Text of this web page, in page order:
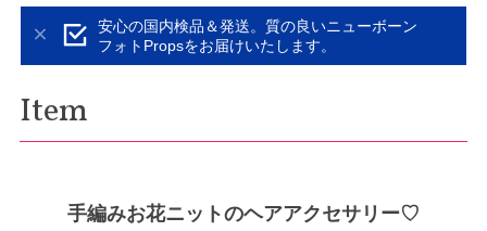
安心の国内検品＆発送。質の良いニューボーン
フォトPropsをお届けいたします。
Item
手編みお花ニットのヘアアクセサリー♡